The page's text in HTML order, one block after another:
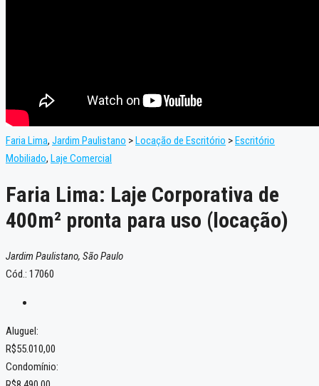
Faria Lima, Jardim Paulistano >Locação de Escritório >Escritório
Mobiliado, Laje Comercial
Faria Lima: Laje Corporativa de
400m² pronta para uso (locação)
Jardim Paulistano, São Paulo
Cód.: 17060
Aluguel:
R$55.010,00
Condomínio: